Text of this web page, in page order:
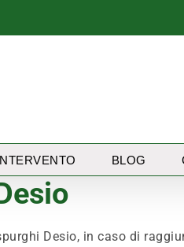
BLOG
Desio, in caso di